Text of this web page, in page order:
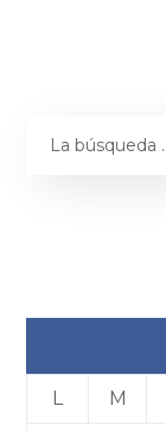
L M